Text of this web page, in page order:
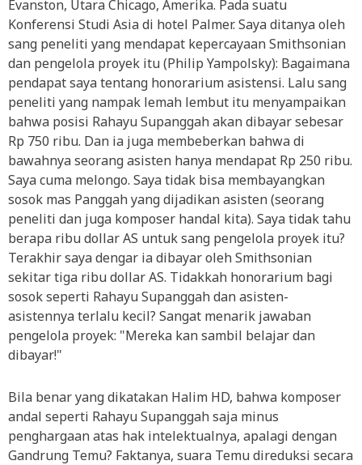
Evanston, Utara Chicago, Amerika. Pada suatu
Konferensi Studi Asia di hotel Palmer. Saya ditanya oleh
sang peneliti yang mendapat kepercayaan Smithsonian
dan pengelola proyek itu (Philip Yampolsky): Bagaimana
pendapat saya tentang honorarium asistensi. Lalu sang
peneliti yang nampak lemah lembut itu menyampaikan
bahwa posisi Rahayu Supanggah akan dibayar sebesar
Rp 750 ribu. Dan ia juga membeberkan bahwa di
bawahnya seorang asisten hanya mendapat Rp 250 ribu.
Saya cuma melongo. Saya tidak bisa membayangkan
sosok mas Panggah yang dijadikan asisten (seorang
peneliti dan juga komposer handal kita). Saya tidak tahu
berapa ribu dollar AS untuk sang pengelola proyek itu?
Terakhir saya dengar ia dibayar oleh Smithsonian
sekitar tiga ribu dollar AS. Tidakkah honorarium bagi
sosok seperti Rahayu Supanggah dan asisten-
asistennya terlalu kecil? Sangat menarik jawaban
pengelola proyek: "Mereka kan sambil belajar dan
dibayar!"
Bila benar yang dikatakan Halim HD, bahwa komposer
andal seperti Rahayu Supanggah saja minus
penghargaan atas hak intelektualnya, apalagi dengan
Gandrung Temu? Faktanya, suara Temu direduksi secara